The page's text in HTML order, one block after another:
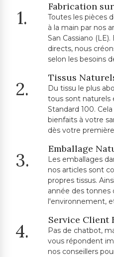
1.
Fabrication
Toutes les pièces
à la main par nos
San Cassiano
directs, nous
selon les besoins
2.
Tissus
Du tissu le plus
tous sont naturels
Standard 100.
bienfaits à votre
dès votre
3.
Emballage
Les emballages
nos articles sont
propres tissus.
année des tonnes
l'environnement,
4.
Service Client
Pas de chatbot,
vous répondent
nos conseillers